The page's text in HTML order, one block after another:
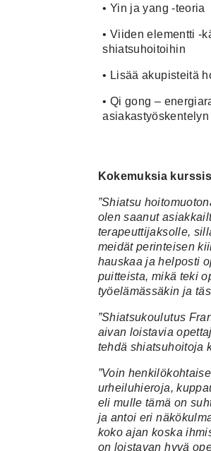
• Yin ja yang -teoria
• Viiden elementti -
shiatsuhoitoihin
• Lisää akupisteitä
• Qi gong –
asiakastyöskentelyn
Kokemuksia
”Shiatsu
olen saanut
terapeuttijaksolle,
meidät perinteisen
hauskaa ja helposti
puitteista, mikä teki
työelämässäkin ja
”Shiatsukoulutus
aivan loistavia
tehdä shiatsuhoitoja
”Voin
urheiluhieroja,
eli mulle tämä on
ja antoi eri
koko ajan koska
on loistavan hyvä